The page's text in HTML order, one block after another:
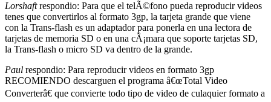
Lorshaftrespondio: Para que el telÃ©fono pueda reproducir videos
tenes que convertirlos al formato 3gp, la tarjeta grande que viene
con la Trans-flash es un adaptador para ponerla en una lectora de
tarjetas de memoria SD o en una cÃ¡mara que soporte tarjetas SD,
la Trans-flash o micro SD va dentro de la grande.
Paul respondio: Para reproducir videos en formato 3gp
RECOMIENDO descarguen el programa â€œTotal Video
Converterâ€ que convierte todo tipo de video de culaquier formato a